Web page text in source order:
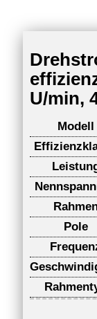
U/min,
Modell
Pole